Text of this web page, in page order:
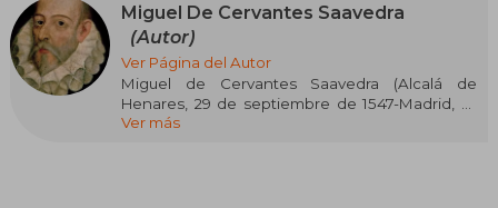
Miguel De Cervantes Saavedra
(Autor)
Ver Página del Autor
Miguel de Cervantes Saavedra (Alcalá de
Henares, 29 de septiembre de 1547-Madrid, 22
de abril de 1616) fue un novelista, poeta,
Ver más